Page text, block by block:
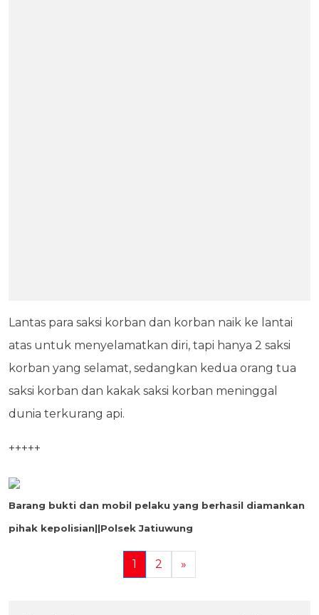
Lantas para saksi korban dan korban naik ke lantai
atas untuk menyelamatkan diri, tapi hanya 2 saksi
korban yang selamat, sedangkan kedua orang tua
saksi korban dan kakak saksi korban meninggal
dunia terkurang api.
+++++
Barang bukti dan mobil pelaku yang berhasil diamankan
pihak kepolisian||Polsek Jatiuwung
1 2 »